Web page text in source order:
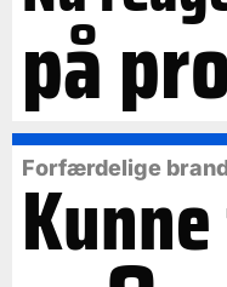
på
Forfærdelige